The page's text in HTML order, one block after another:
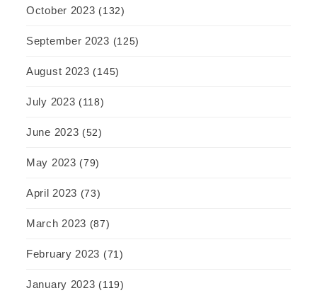
October 2023 (132)
September 2023 (125)
August 2023 (145)
July 2023 (118)
June 2023 (52)
May 2023 (79)
April 2023 (73)
March 2023 (87)
February 2023 (71)
January 2023 (119)